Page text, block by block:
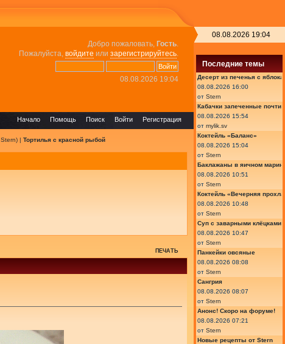
Добро пожаловать, Гость.
Пожалуйста, войдите или зарегистрируйтесь.
08.08.2026 19:04
Регистрация
Войти
Поиск
Помощь
Начало
Stern) | Тортилья с красной рыбой
ПЕЧАТЬ
08.08.2026 19:04
Последние темы
Десерт из печенья с
08.08.2026 16:00
от Stern
Кабачки запеченные
08.08.2026 15:54
от mylik.sv
Коктейль «Баланс»
08.08.2026 15:04
от Stern
Баклажаны в яичном
08.08.2026 10:51
от Stern
Коктейль «Вечерняя
08.08.2026 10:48
от Stern
Суп с заварными клёцками
08.08.2026 10:47
от Stern
Панкейки овсяные
08.08.2026 08:08
от Stern
Сангрия
08.08.2026 08:07
от Stern
Анонс! Скоро на форуме!
08.08.2026 07:21
от Stern
Новые рецепты от Stern